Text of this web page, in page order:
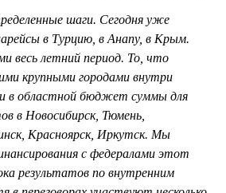
шаги. Сегодня уже
в Турцию, в Анапу, в Крым.
весь летний период. То, что
крупными городами внутри
в областной бюджет суммы для
в Новосибирск, Тюмень,
Красноярск, Иркутск. Мы
с федералами этот
результатов по внутренним